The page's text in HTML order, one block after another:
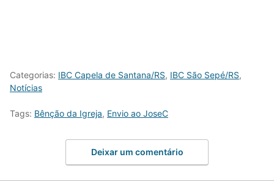
Categorias: IBC Capela de Santana/RS, IBC São Sepé/RS,
Notícias
Tags: Bênção da Igreja, Envio ao JoseC
Deixar um comentário